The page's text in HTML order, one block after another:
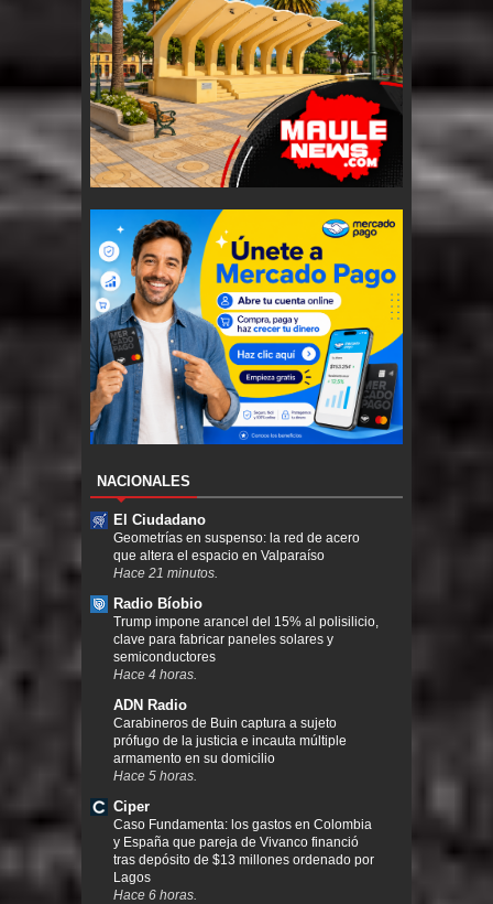
NACIONALES
El Ciudadano
Geometrías en suspenso: la red de acero
que altera el espacio en Valparaíso
Hace 21 minutos.
Radio Bíobio
Trump impone arancel del 15% al polisilicio,
clave para fabricar paneles solares y
semiconductores
Hace 4 horas.
ADN Radio
Carabineros de Buin captura a sujeto
prófugo de la justicia e incauta múltiple
armamento en su domicilio
Hace 5 horas.
Ciper
Caso Fundamenta: los gastos en Colombia
y España que pareja de Vivanco financió
tras depósito de $13 millones ordenado por
Lagos
Hace 6 horas.